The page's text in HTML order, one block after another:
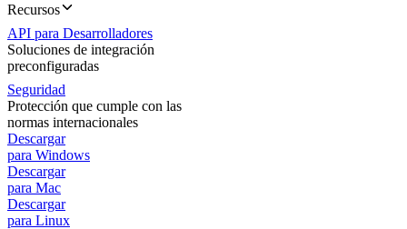
Recursos
API para Desarrolladores
Soluciones de integración
preconfiguradas
Seguridad
Protección que cumple con las
normas internacionales
Descargar
para Windows
Descargar
para Mac
Descargar
para Linux